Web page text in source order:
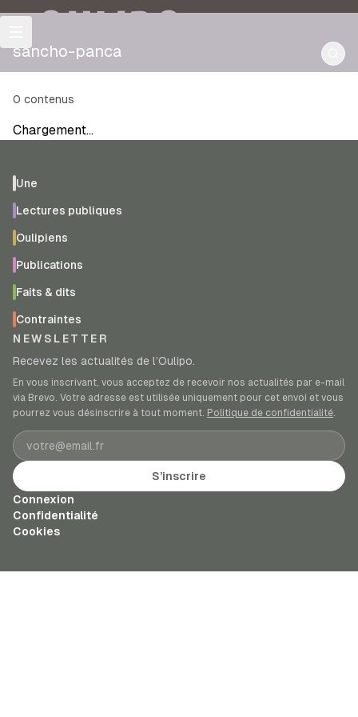
OULIPO
sancho-panca
0 contenus
Chargement…
Une
Lectures publiques
Oulipiens
Publications
Faits & dits
Contraintes
NEWSLETTER
Recevez les actualités de l’Oulipo.
En vous inscrivant, vous acceptez de recevoir nos actualités par e-mail
via Brevo. Votre adresse est utilisée uniquement pour cet envoi et vous
pourrez vous désinscrire à tout moment. Politique de confidentialité.
Adresse e-mail
S’inscrire
Connexion
Confidentialité
Cookies